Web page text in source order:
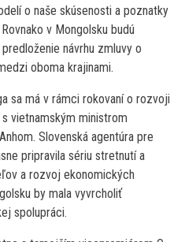
o naše skúsenosti a poznatky
v Mongolsku budú
návrhu zmluvy o
oboma krajinami.
sa má v rámci rokovaní o rozvoji
vietnamským ministrom
Slovenská agentúra pre
pripravila sériu stretnutí a
a rozvoj ekonomických
by mala vyvrcholiť
spolupráci.